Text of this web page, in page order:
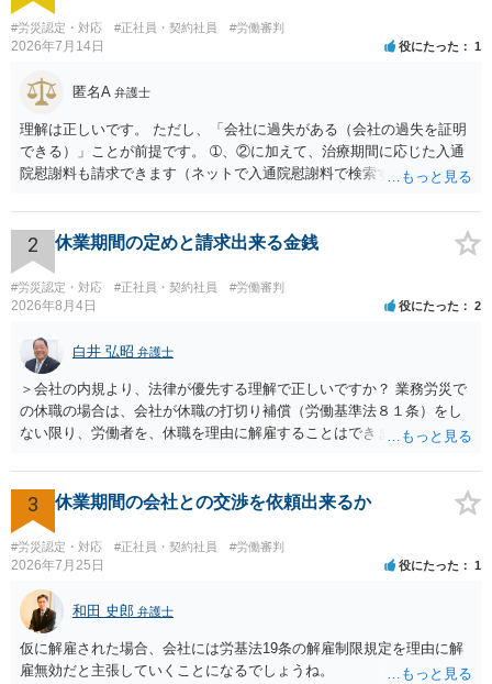
#労災認定・対応 #正社員・契約社員 #労働審判
2026年7月14日 役にたった 1
匿名A 弁護士
理解は正しいです。 ただし、「会社に過失がある（会社の過失を証明
できる）」ことが前提です。 ➀、②に加えて、治療期間に応じた入通
院慰謝料も請求できます（ネットで入通院慰謝料で検索すると詳しい
後遺障害慰謝料も請求できます。これらは後遺障害の等級、あなたの
収入、年齢等で大きく変わりますので一般的にいくらとは言えませ
ん。 弁護士に依頼する費用はそれぞれの弁護士で異なるので個別に聞
いてみるしかありませんが、旧日弁連規準を使った着手金・成功報酬
方式と着手金ゼロまたは少額で成功報酬大目の方式のどちらかが多い
弁護士に直接面談で相談されることをお勧めします。
2 休業期間の定めと請求出来る金銭
#労災認定・対応 #正社員・契約社員 #労働審判
2026年8月4日 役にたった 2
白井 弘昭 弁護士
＞会社の内規より、法律が優先する理解で正しいですか？ 業務労災で
の休職の場合は、会社が休職の打切り補償（労働基準法８１条）をし
ない限り、労働者を、休職を理由に解雇することはできません（労働
期間満了による退職は、業務労災への適用はありませんので、ご安心
ください。 仮に会社が打切り補償をせずに解雇した場合は、不当解雇
に当たります。 ＞労災の休業補償と、所得補償保険の保険金とは別
に、受け取れる金銭はありますでしょうか？ 業務労災の場合は、会社
の安全配慮義務違反が認められると解されますので、会社の損害賠償
責任（治療費、通院慰謝料、入院費、入院慰謝料、後遺障害慰謝料、
逸失利益等）が認められる可能性が高いと思われます。 また、業務労
災での第三者行為傷害（同僚の不注意等による事故）の場合は、当該
第三者の賠償責任も考えられます。 労災で支払われた分は、損害額か
ら控除（損益相殺）されますが、それを超えた部分は、会社もしく
3 休業期間の会社との交渉を依頼出来るか
#労災認定・対応 #正社員・契約社員 #労働審判
2026年7月25日 役にたった 1
和田 史郎 弁護士
仮に解雇された場合、会社には労基法19条の解雇制限規定を理由に解
雇無効だと主張していくことになるでしょうね。